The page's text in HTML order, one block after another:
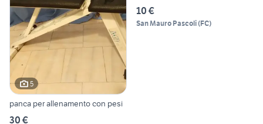
5
panca per allenamento con pesi
30 €
10 €
San Mauro Pascoli(FC)